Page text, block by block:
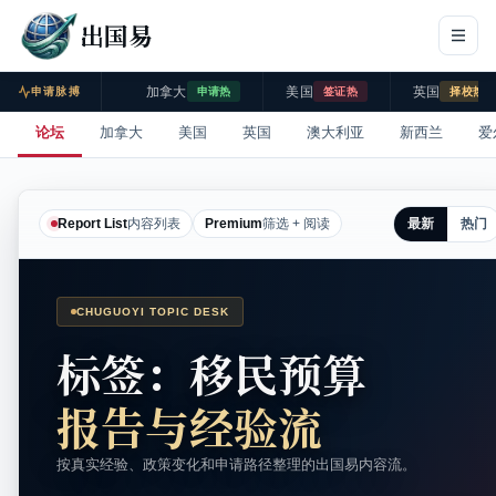
出国易
申请脉搏 加拿大 申请热 美国 签证热 英国 择校热
论坛 加拿大 美国 英国 澳大利亚 新西兰 爱
Report List内容列表 Premium筛选 + 阅读 最新 热门
CHUGUOYI TOPIC DESK
标签：移民预算
报告与经验流
按真实经验、政策变化和申请路径整理的出国易内容流。